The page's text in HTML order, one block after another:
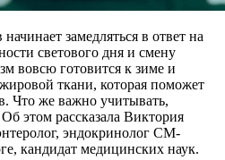
замедляться в ответ на
светового дня и смену
вовсю готовится к зиме и
ткани, которая поможет
Что же важно учитывать,
этом рассказала Виктория
эндокринолог СМ-
кандидат медицинских наук.